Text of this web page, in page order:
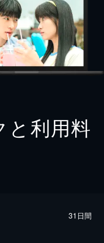
と利用料
31日間